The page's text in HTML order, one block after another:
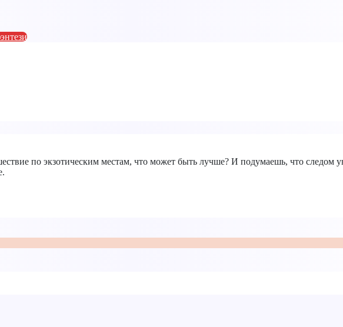
по экзотическим местам, что может быть лучше? И подумаешь, что следом